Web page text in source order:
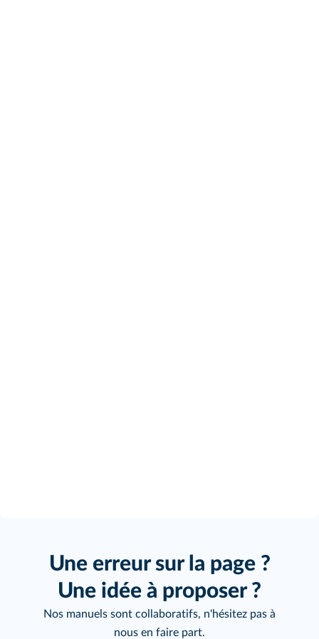
Une erreur sur la page ?
Une idée à proposer ?
Nos manuels sont collaboratifs, n'hésitez pas à
nous en faire part.